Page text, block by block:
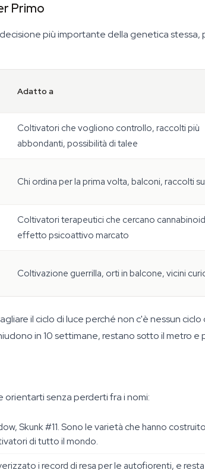
Primo
più importante della genetica
Adatto a
Coltivatori che vogliono controllo, raccolti più
abbondanti, possibilità di talee
Chi ordina per la prima volta, balconi, raccolti
Coltivatori terapeutici che cercano
effetto psicoattivo marcato
Coltivazione guerrilla, orti in balcone, vicini
il ciclo di luce perché non c'è nessun
in 10 settimane, restano sotto il metro e
orientarti senza perderti fra i nomi:
Skunk #11. Sono le varietà che hanno
di tutto il mondo.
i record di resa per le autofiorenti, e